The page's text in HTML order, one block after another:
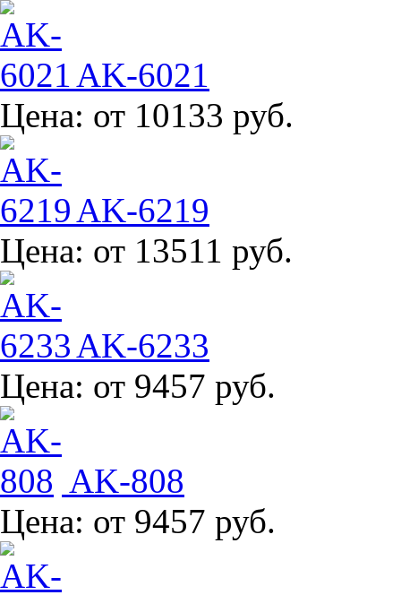
AK-6021
Цена: от 10133 руб.
AK-6219
Цена: от 13511 руб.
AK-6233
Цена: от 9457 руб.
AK-808
Цена: от 9457 руб.